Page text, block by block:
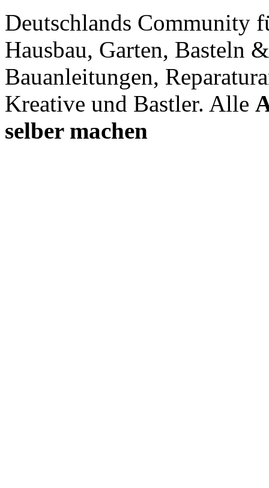
Deutschlands Community
Hausbau, Garten, Basteln
Bauanleitungen,
Kreative und Bastler. Alle
selber machen